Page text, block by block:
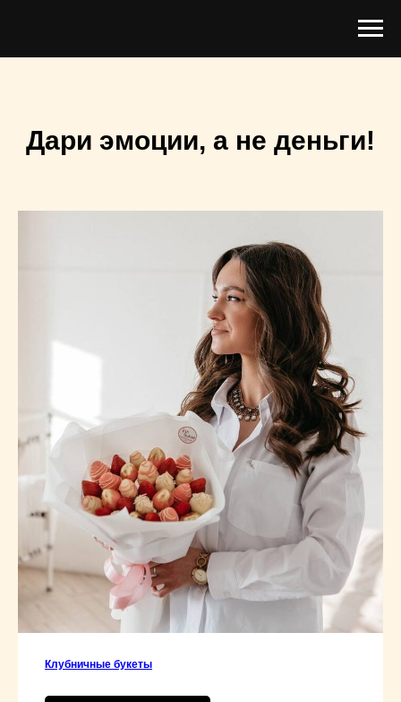
Дари эмоции, а не деньги!
Клубничные букеты